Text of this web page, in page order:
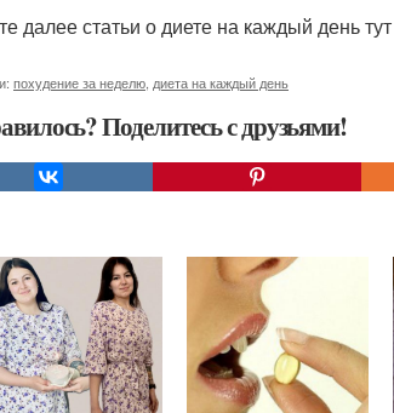
далее статьи о диете на каждый день тут
похудение за неделю диета на каждый день
Поделитесь с друзьями!